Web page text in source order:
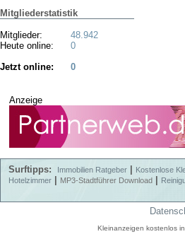
Mitgliederstatistik
Mitglieder:
Heute online:
48.942
0
Jetzt online:
0
Anzeige
Surftipps: Immobilien Ratgeber Kostenlose
Hotelzimmer
MP3-Stadtführer Download
Kleinanzeigen kostenlos